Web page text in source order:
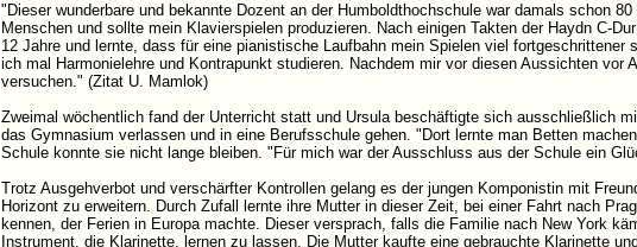
"Dieser wunderbare und bekannte Dozent an der Humboldthochschule war damals schon
Menschen und sollte mein Klavierspielen produzieren. Nach einigen Takten der Haydn C-
12 Jahre und lernte, dass für eine pianistische Laufbahn mein Spielen viel
ich mal Harmonielehre und Kontrapunkt studieren. Nachdem mir vor diesen Aussichten
versuchen." (Zitat U. Mamlok)
Zweimal wöchentlich fand der Unterricht statt und Ursula beschäftigte sich ausschließlich
das Gymnasium verlassen und in eine Berufsschule gehen. "Dort lernte man Betten
Schule konnte sie nicht lange bleiben. "Für mich war der Ausschluss aus der Schule ein
Trotz Ausgehverbot und verschärfter Kontrollen gelang es der jungen Komponistin mit
Horizont zu erweitern. Durch Zufall lernte ihre Mutter in dieser Zeit, bei einer Fahrt nach
kennen, der Ferien in Europa machte. Dieser versprach, falls die Familie nach New York
Instrument, die Klarinette, lernen zu lassen. Die Mutter kaufte eine gebrauchte Klarinette